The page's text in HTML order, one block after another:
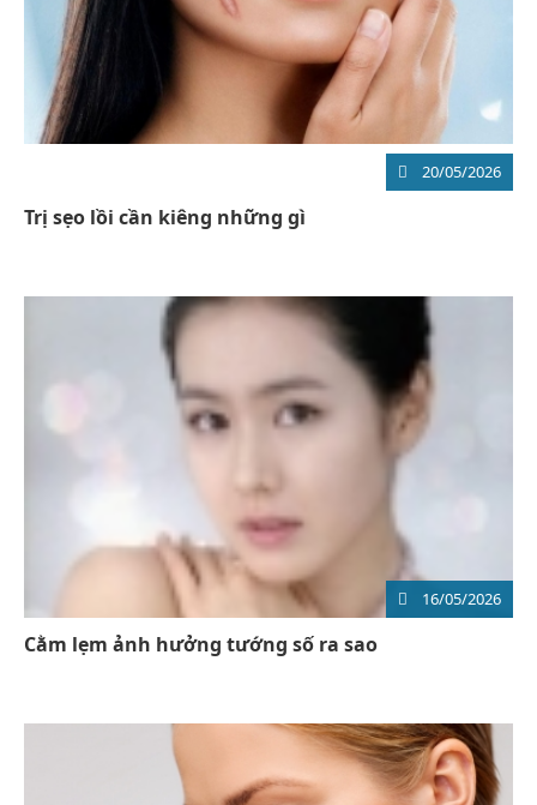
20/05/2026
Trị sẹo lồi cần kiêng những gì
16/05/2026
Cằm lẹm ảnh hưởng tướng số ra sao